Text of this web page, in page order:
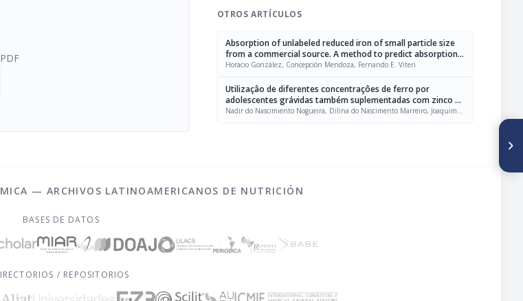
OTROS ARTÍCULOS
Absorption of unlabeled reduced iron of small particle size
from a commercial source. A method to predict absorption
of unlabeled iron compounds in humans
Horacio González, Concepción Mendoza, Fernando E. Viteri
Utilizaçâo de diferentes concentraçôes de ferro por
adolescentes grávidas também suplementadas com zinco e
ácido fólico
Nadir do Nascimiento Nogueira, Dilina do Nascimento Marreiro, Joaquim
— ARCHIVOS LATINOAMERICANOS DE NUTRICIÓN
BASES DE DATOS
/ REPOSITORIOS